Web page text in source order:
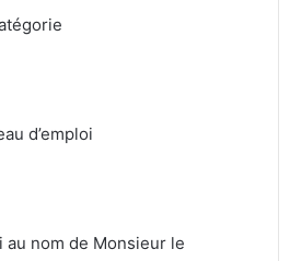
d’emploi
au nom de Monsieur le